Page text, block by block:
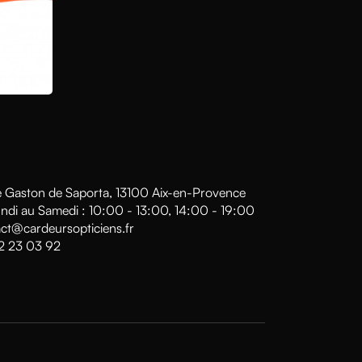
Gaston de Saporta, 13100 Aix-en-Provence
au Samedi : 10:00 - 13:00, 14:00 - 19:00
23 03 92